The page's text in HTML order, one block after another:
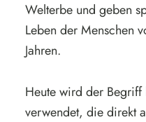
Welterbe und geben
Leben der Menschen
Jahren.
Heute wird der Begriff
verwendet, die direkt